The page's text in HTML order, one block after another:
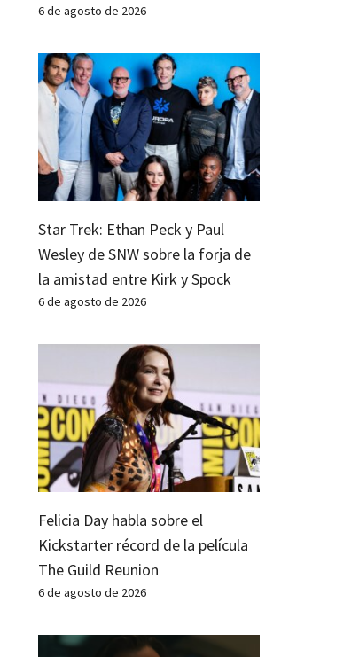
6 de agosto de 2026
Star Trek: Ethan Peck y Paul
Wesley de SNW sobre la forja de
la amistad entre Kirk y Spock
6 de agosto de 2026
Felicia Day habla sobre el
Kickstarter récord de la película
The Guild Reunion
6 de agosto de 2026